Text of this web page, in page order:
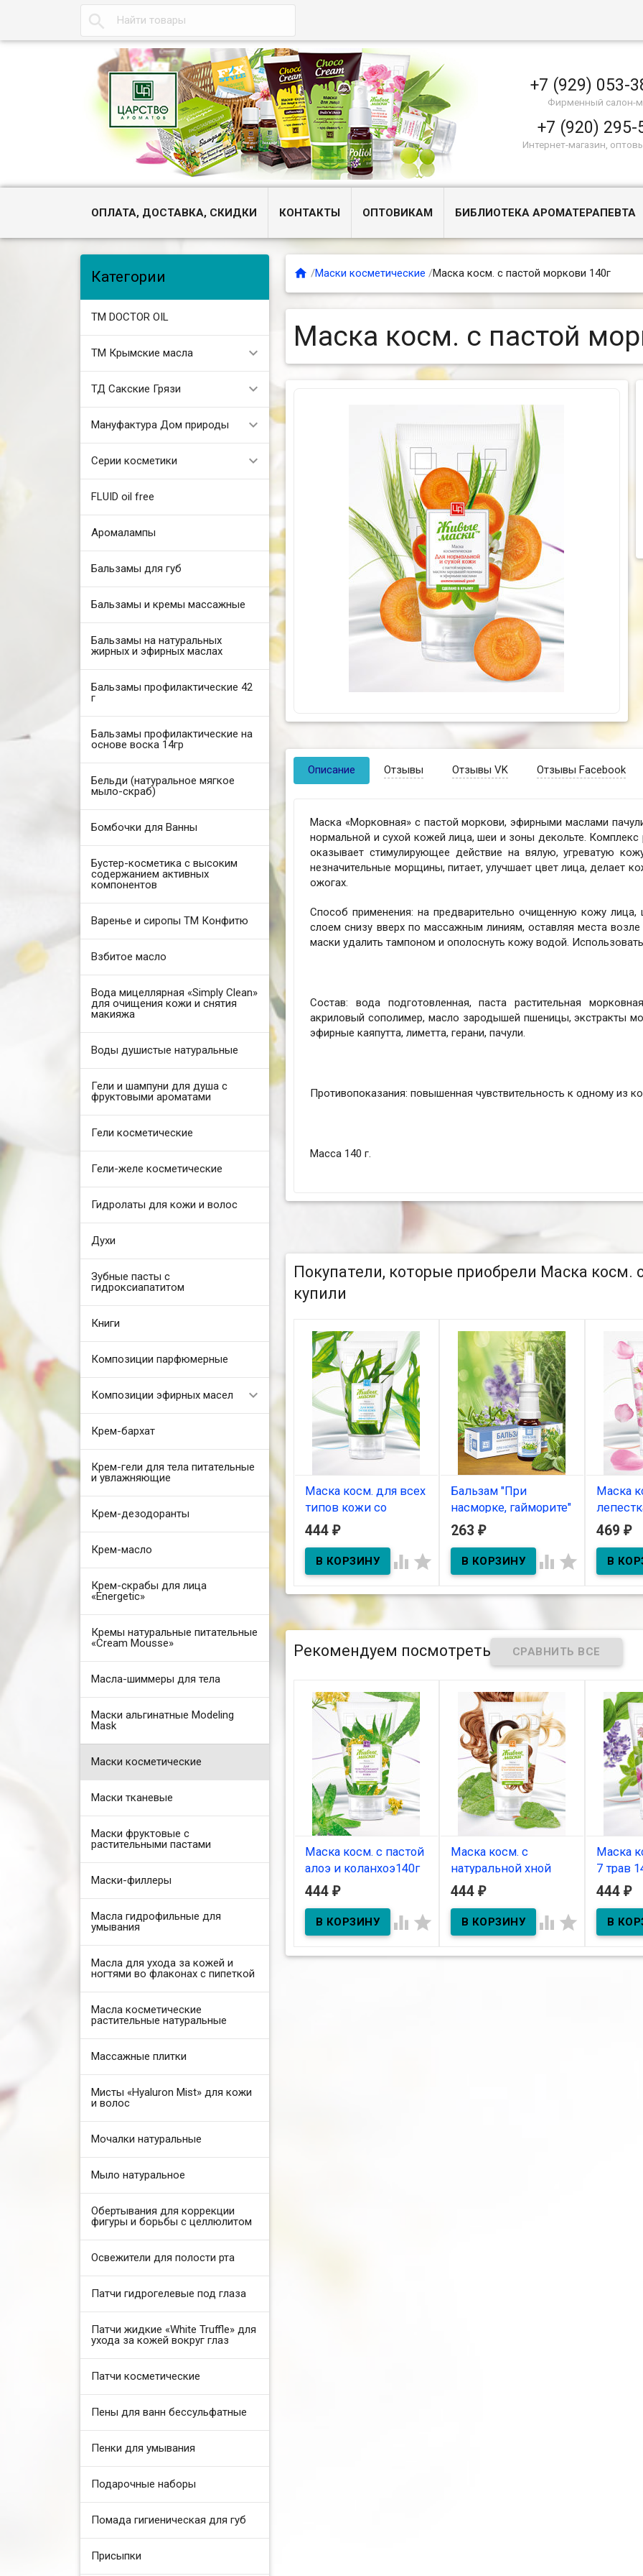

+7 (929) 053-
Фирменный салон-
+7 (920) 295-
Интернет-магазин,
ОПЛАТА, ДОСТАВКА, СКИДКИ КОНТАКТЫ ОПТОВИКАМ БИБЛИОТЕКА АРОМАТЕРАПЕВТА
Категории
ТМ DOCTOR OIL
ТМ Крымские масла
ТД Сакские Грязи
Мануфактура Дом природы
Серии косметики
FLUID oil free
Аромалампы
Бальзамы для губ
Бальзамы и кремы массажные
Бальзамы на натуральных
жирных и эфирных маслах
Бальзамы профилактические 42
г
Бальзамы профилактические на
основе воска 14гр
Бельди (натуральное мягкое
мыло-скраб)
Бомбочки для Ванны
Бустер-косметика с высоким
содержанием активных
компонентов
Варенье и сиропы ТМ Конфитю
Взбитое масло
Вода мицеллярная «Simply Clean»
для очищения кожи и снятия
макияжа
Воды душистые натуральные
Гели и шампуни для душа с
фруктовыми ароматами
Гели косметические
Гели-желе косметические
Гидролаты для кожи и волос
Духи
Зубные пасты с
гидроксиапатитом
Книги
Композиции парфюмерные
Композиции эфирных масел
Крем-бархат
Крем-гели для тела питательные
и увлажняющие
Крем-дезодоранты
Крем-масло
Крем-скрабы для лица
«Energetic»
Кремы натуральные питательные
«Cream Mousse»
Масла-шиммеры для тела
Маски альгинатные Modeling
Mask
Маски косметические
Маски тканевые
Маски фруктовые с
растительными пастами
Маски-филлеры
Масла гидрофильные для
умывания
Масла для ухода за кожей и
ногтями во флаконах с пипеткой
Масла косметические
растительные натуральные
Массажные плитки
Мисты «Hyaluron Mist» для кожи
и волос
Мочалки натуральные
Мыло натуральное
Обертывания для коррекции
фигуры и борьбы с целлюлитом
Освежители для полости рта
Патчи гидрогелевые под глаза
Патчи жидкие «White Truffle» для
ухода за кожей вокруг глаз
Патчи косметические
Пены для ванн бессульфатные
Пенки для умывания
Подарочные наборы
Помада гигиеническая для губ
Присыпки
 /Маски косметические /Маска косм. с пастой моркови 140г
Маска косм. с пастой
Описание Отзывы Отзывы VK Отзывы Facebook
Маска «Морковная» с пастой моркови, эфирными маслами
нормальной и сухой кожей лица, шеи и зоны декольте. Комплекс
оказывает стимулирующее действие на вялую, угреватую
незначительные морщины, питает, улучшает цвет лица, делает
ожогах.
Способ применения: на предварительно очищенную кожу лица,
слоем снизу вверх по массажным линиям, оставляя места
маски удалить тампоном и ополоснуть кожу водой.
Состав: вода подготовленная, паста растительная
акриловый сополимер, масло зародышей пшеницы, экстракты
эфирные каяпутта, лиметта, герани, пачули.
Противопоказания: повышенная чувствительность к одному из
Масса 140 г.
Покупатели, которые приобрели Маска косм.
купили
Маска косм. для всех
типов кожи со
спирулиной 140г
В наличии
Маска косм. для всех
140г
444 ₽
 
Бальзам "При
насморке, гайморите"
(Эвкалиптовый)
Бальзам-спрей "При
263 ₽
 
Маска
В
Маска
469 ₽
Рекомендуем посмотреть
Маска косм. с пастой
алоэ и коланхоэ140г
В наличии
Маска косм. для
проблемной кожи с пастой
444 ₽
 
Маска косм. с
натуральной хной
140г
В наличии
Маска косм. для
волос с натуральной хной
444 ₽
 
Маска
7 трав
В
Маска
444 ₽